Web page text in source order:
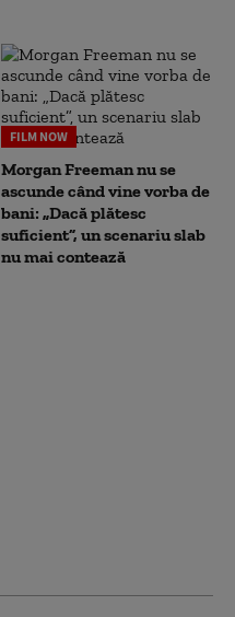
FILM NOW
Morgan Freeman nu se
ascunde când vine vorba de
bani: „Dacă plătesc
suficient”, un scenariu slab
nu mai contează